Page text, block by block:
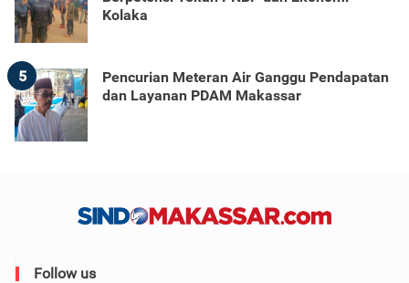
Kolaka
5
Pencurian Meteran Air Ganggu Pendapatan
dan Layanan PDAM Makassar
Follow us